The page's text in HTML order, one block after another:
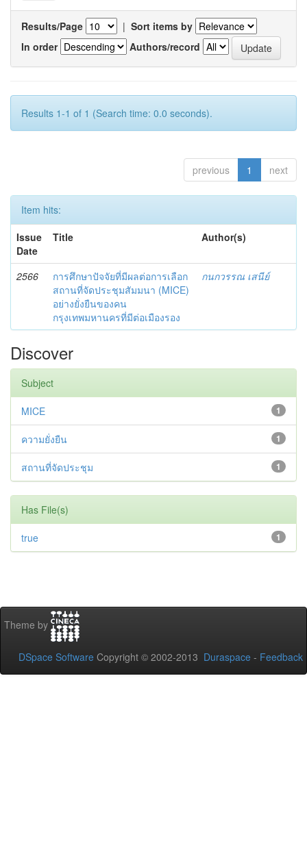
Results/Page | Sort items by
In order
Authors/record
Results 1-1 of 1 (Search time: 0.0 seconds).
previous 1 next
Item hits:
Issue
Date
Title Author(s)
2566
การศึกษาปัจจัยที่มีผลต่อการเลือก
สถานที่จัดประชุมสัมมนา (MICE)
อย่างยั่งยืนของคน
กรุงเทพมหานครที่มีต่อเมืองรอง
กนกวรรณ เสนีย์
Discover
Subject
1
MICE
1
ความยั่งยืน
1
สถานที่จัดประชุม
Has File(s)
1
true
Theme by
DSpace Software Copyright © 2002-2013 Duraspace - Feedback